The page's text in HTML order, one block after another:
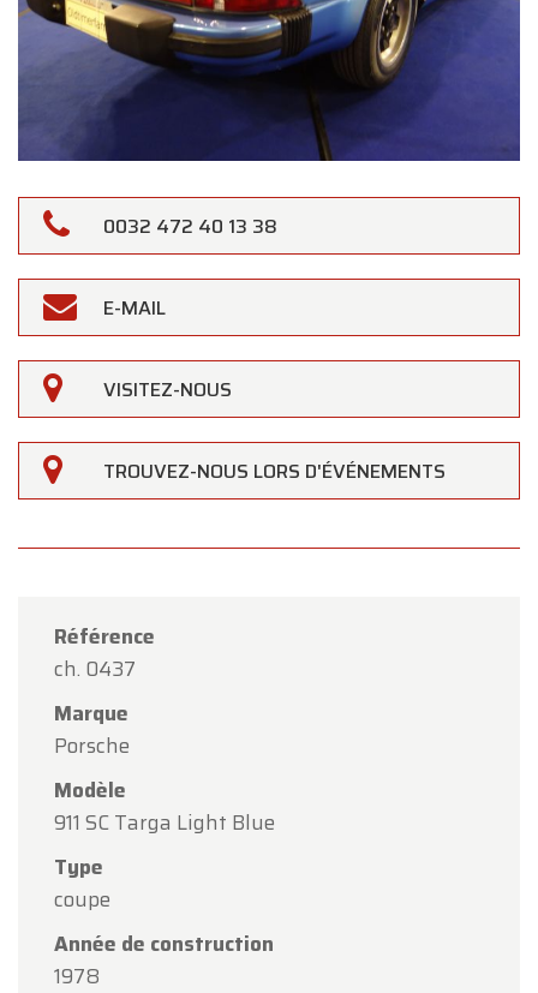
0032 472 40 13 38
E-MAIL
VISITEZ-NOUS
TROUVEZ-NOUS LORS D'ÉVÉNEMENTS
Référence
ch. 0437
Marque
Porsche
Modèle
911 SC Targa Light Blue
Type
coupe
Année de construction
1978
Oldtimerfarm
Chers clients,